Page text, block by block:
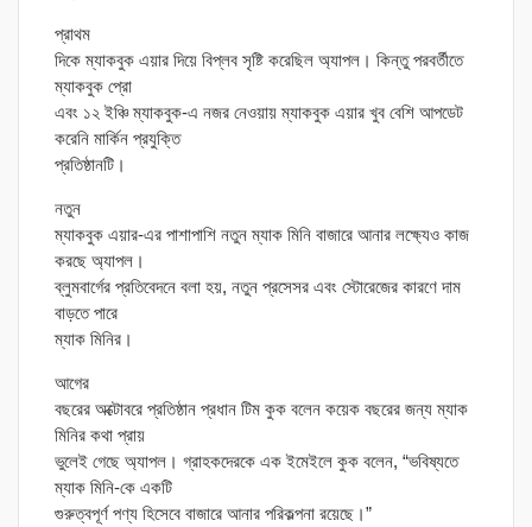
প্রাথম
দিকে ম্যাকবুক এয়ার দিয়ে বিপ্লব সৃষ্টি করেছিল অ্যাপল। কিন্তু পরবর্তীতে
ম্যাকবুক প্রো
এবং ১২ ইঞ্চি ম্যাকবুক-এ নজর নেওয়ায় ম্যাকবুক এয়ার খুব বেশি আপডেট
করেনি মার্কিন প্রযুক্তি
প্রতিষ্ঠানটি।
নতুন
ম্যাকবুক এয়ার-এর পাশাপাশি নতুন ম্যাক মিনি বাজারে আনার লক্ষ্যেও কাজ
করছে অ্যাপল।
ব্লুমবার্গের প্রতিবেদনে বলা হয়, নতুন প্রসেসর এবং স্টোরেজের কারণে দাম
বাড়তে পারে
ম্যাক মিনির।
আগের
বছরের অক্টোবরে প্রতিষ্ঠান প্রধান টিম কুক বলেন কয়েক বছরের জন্য ম্যাক
মিনির কথা প্রায়
ভুলেই গেছে অ্যাপল। গ্রাহকদেরকে এক ইমেইলে কুক বলেন, “ভবিষ্যতে
ম্যাক মিনি-কে একটি
গুরুত্বপূর্ণ পণ্য হিসেবে বাজারে আনার পরিকল্পনা রয়েছে।”